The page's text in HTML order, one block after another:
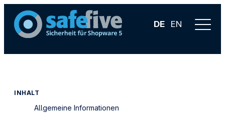
DE EN
INHALT
Allgemeine Informationen